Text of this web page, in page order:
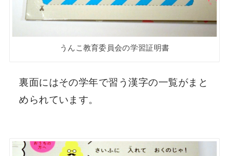
うんこ教育委員会の学習証明書
裏面にはその学年で習う漢字の一覧がまと
められています。